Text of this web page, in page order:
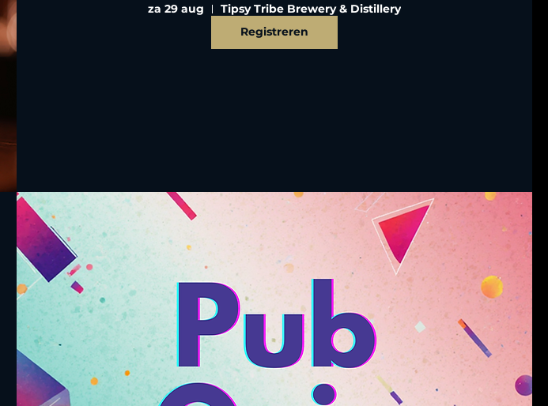
za 29 aug
Tipsy Tribe Brewery & Distillery
Registreren